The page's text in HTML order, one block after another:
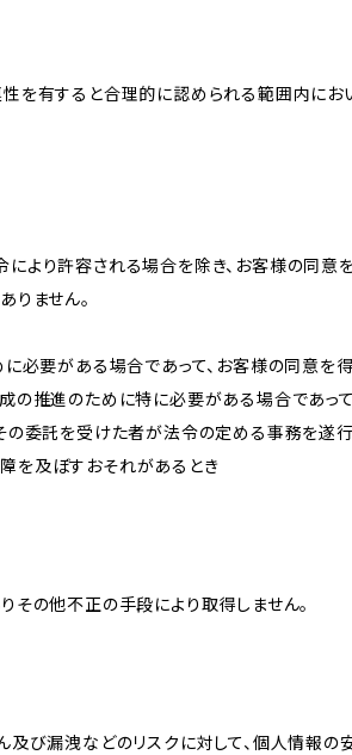
性を有すると合理的に認められる範囲内に
により許容される場合を除き、お客様の同
りません。
に必要がある場合であって、お客様の同意を
の推進のために特に必要がある場合であっ
の委託を受けた者が法令の定める事務を遂
を及ぼすおそれがあるとき
その他不正の手段により取得しません。
及び漏洩などのリスクに対して、個人情報